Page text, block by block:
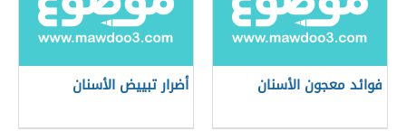
فوائد معجون الأسنان أضرار تبييض الأسنان